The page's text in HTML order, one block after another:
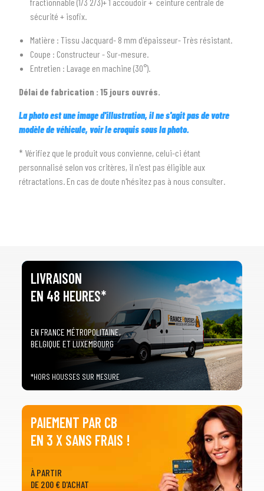
Toutes les marques
PRÉCISEZ LE MODÈLE
Tous les modèles
sécurité + isofix.
Matière : Tissu Jacquard- 8 mm d'épaisseur- Très résistant.
Coupe : Constructeur - Sur-mesure.
Entretien : Lavage en machine (30°).
Délai de fabrication : 15 jours ouvrés.
La photo est une image d'illustration, il ne s'agit pas de votre
modèle de véhicule, voir le croquis sous la photo.
* Vérifiez que le produit vous convienne, celui-ci étant
personnalisé selon vos critères, il n'est pas éligible aux
rétractations. En cas de doute n'hésitez pas à nous consulter.
LIVRAISON
EN 48 HEURES*
EN FRANCE MÉTROPOLITAINE,
BELGIQUE ET LUXEMBOURG
*HORS HOUSSES SUR MESURE
PAIEMENT PAR CB
EN 3 X SANS FRAIS !
À PARTIR
DE 200 € D'ACHAT